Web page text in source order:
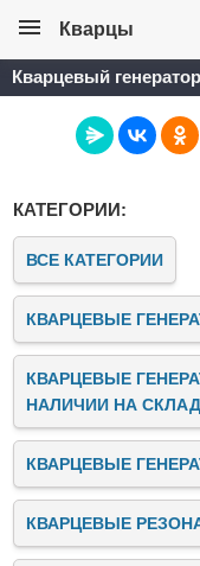
Кварцы
Кварцевый
КАТЕГОРИИ:
ВСЕ КАТЕГОРИИ
КВАРЦЕВЫЕ
КВАРЦЕВЫЕ
НАЛИЧИИ НА
КВАРЦЕВЫЕ
КВАРЦЕВЫЕ